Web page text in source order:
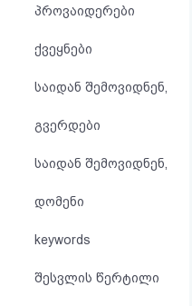
რეგისტრაცია
სალიცენზიო
შეთანხმება
პროვაიდერები
ქვეყნები
საიდან შემოვიდნენ,
გვერდები
საიდან შემოვიდნენ,
დომენი
keywords
შესვლის წერტილი